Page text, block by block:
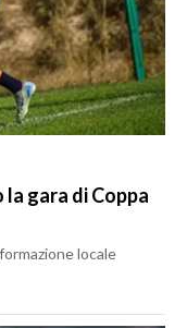
gara di Coppa
locale